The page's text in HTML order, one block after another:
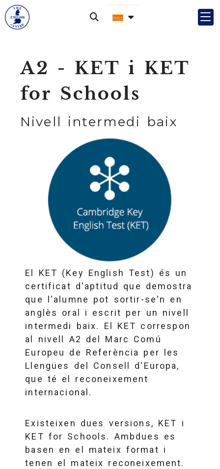
A2 - KET i KET
for Schools
Nivell intermedi baix
El KET (Key English Test) és un
certificat d'aptitud que demostra
que l'alumne pot sortir-se'n en
anglès oral i escrit per un nivell
intermedi baix. El KET correspon
al nivell A2 del Marc Comú
Europeu de Referència per les
Llengües del Consell d'Europa,
que té el reconeixement
internacional.
Existeixen dues versions, KET i
KET for Schools. Ambdues es
basen en el mateix format i
tenen el mateix reconeixement.